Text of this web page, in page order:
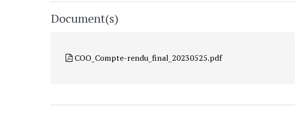
Document(s)
COO_Compte-rendu_final_20230525.pdf